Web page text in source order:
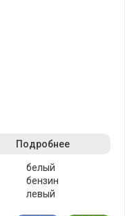
белый
бензин
левый
Подробнее